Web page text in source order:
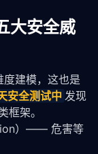
大安全威
建模，这也是
安全测试中 发现
框架。
）—— 危害等